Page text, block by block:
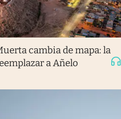
cambia de mapa: la
a Añelo